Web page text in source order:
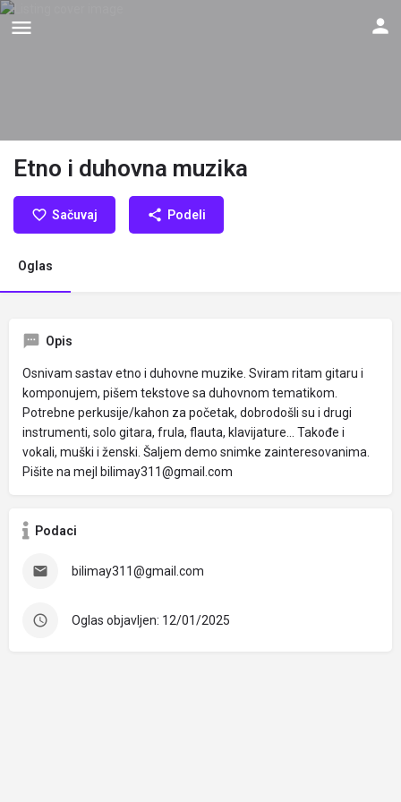
Etno i duhovna muzika
Sačuvaj Podeli
Oglas
Opis
Osnivam sastav etno i duhovne muzike. Sviram ritam gitaru i
komponujem, pišem tekstove sa duhovnom tematikom.
Potrebne perkusije/kahon za početak, dobrodošli su i drugi
instrumenti, solo gitara, frula, flauta, klavijature... Takođe i
vokali, muški i ženski. Šaljem demo snimke zainteresovanima.
Pišite na mejl bilimay311@gmail.com
Podaci
bilimay311@gmail.com
Oglas objavljen: 12/01/2025